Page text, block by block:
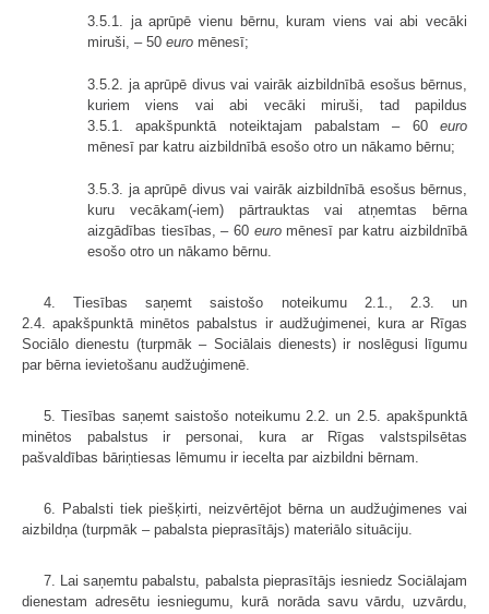
3.5.1. ja aprūpē vienu bērnu, kuram viens vai abi vecāki
miruši, – 50 euro mēnesī;
3.5.2. ja aprūpē divus vai vairāk aizbildnībā esošus bērnus,
kuriem viens vai abi vecāki miruši, tad papildus
3.5.1. apakšpunktā noteiktajam pabalstam – 60 euro
mēnesī par katru aizbildnībā esošo otro un nākamo bērnu;
3.5.3. ja aprūpē divus vai vairāk aizbildnībā esošus bērnus,
kuru vecākam(-iem) pārtrauktas vai atņemtas bērna
aizgādības tiesības, – 60 euromēnesī par katru aizbildnībā
esošo otro un nākamo bērnu.
4. Tiesības saņemt saistošo noteikumu 2.1., 2.3. un
2.4. apakšpunktā minētos pabalstus ir audžuģimenei, kura ar Rīgas
Sociālo dienestu (turpmāk – Sociālais dienests) ir noslēgusi līgumu
par bērna ievietošanu audžuģimenē.
5. Tiesības saņemt saistošo noteikumu 2.2. un 2.5. apakšpunktā
minētos pabalstus ir personai, kura ar Rīgas valstspilsētas
pašvaldības bāriņtiesas lēmumu ir iecelta par aizbildni bērnam.
6. Pabalsti tiek piešķirti, neizvērtējot bērna un audžuģimenes vai
aizbildņa (turpmāk – pabalsta pieprasītājs) materiālo situāciju.
7. Lai saņemtu pabalstu, pabalsta pieprasītājs iesniedz Sociālajam
dienestam adresētu iesniegumu, kurā norāda savu vārdu, uzvārdu,